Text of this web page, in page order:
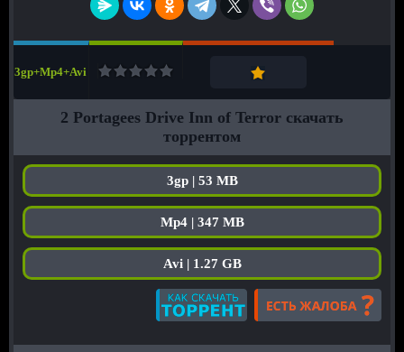
3gp+Mp4+Avi
2 Portagees Drive Inn of Terror скачать
торрентом
3gp | 53 MB
Mp4 | 347 MB
Avi | 1.27 GB